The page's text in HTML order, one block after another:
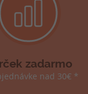
zadarmo
nad 30€ *